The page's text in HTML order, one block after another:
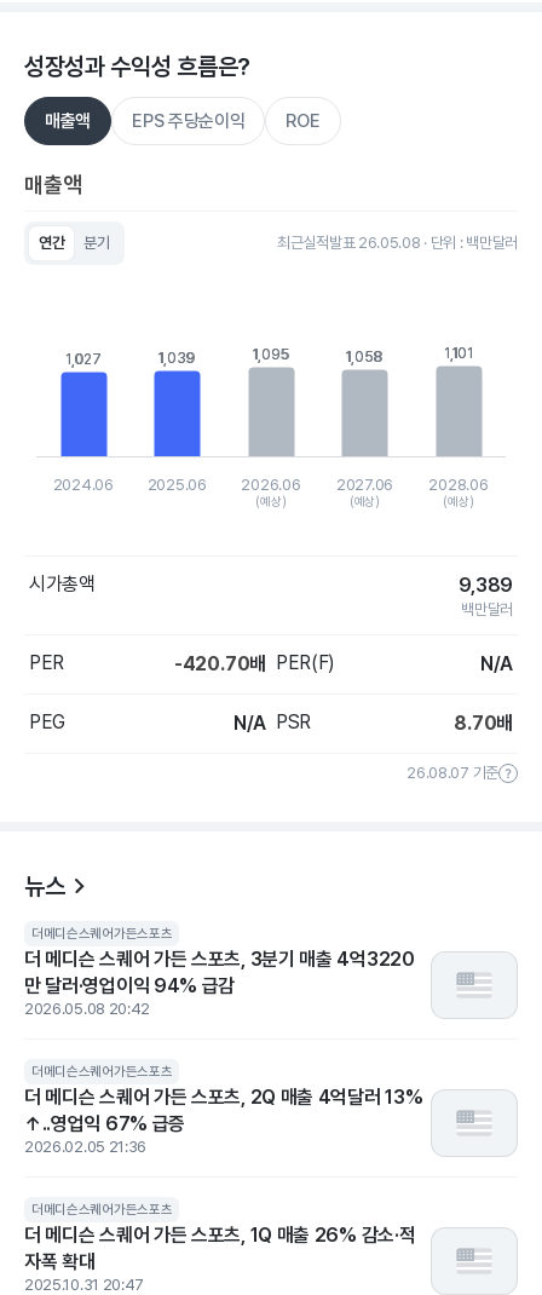
성장성과 수익성 흐름은?
매출액 EPS 주당순이익 ROE
매출액
연간 분기 최근실적발표 26.05.08 · 단위 : 백만달러
The chart has 1 Y axis displaying values. Data ranges from
1,027
1,027 1,039
1,039 1,095
1,095 1,058
1,058 1,101
1,101
2024.06 2025.06 2026.06
(예상)
2027.06
(예상)
2028.06
(예상)
시가총액 9,389
백만달러
PER -420.70배 PER(F) N/A
PEG N/A PSR 8.70배
26.08.07 기준
뉴스
더메디슨스퀘어가든스포츠
더 메디슨 스퀘어 가든 스포츠, 3분기 매출 4억3220
만 달러·영업이익 94% 급감
2026.05.08 20:42
더메디슨스퀘어가든스포츠
더 메디슨 스퀘어 가든 스포츠, 2Q 매출 4억달러 13%
↑..영업익 67% 급증
2026.02.05 21:36
더메디슨스퀘어가든스포츠
더 메디슨 스퀘어 가든 스포츠, 1Q 매출 26% 감소·적
자폭 확대
2025.10.31 20:47